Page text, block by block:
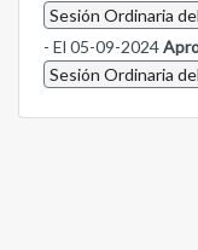
Sesión Ordinaria
- El 05-09-2024
Sesión Ordinaria